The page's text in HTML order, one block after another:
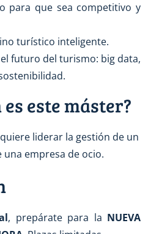
para que sea competitivo y
turístico inteligente.
futuro del turismo: big data,
este máster?
liderar la gestión de un
empresa de ocio.
, prepárate para la NUEVA